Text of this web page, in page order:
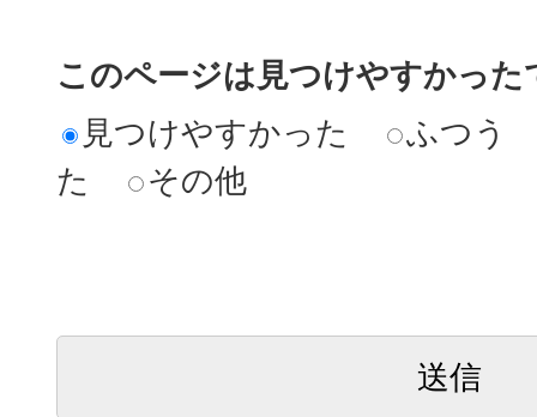
このページは見つけやすかった
見つけやすかった
ふつう
た
その他